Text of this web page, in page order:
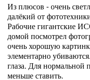
Из плюсов - очень
далёкий от
Рабочие гигантские
домой посмотрел
очень хорошую
элементарно
глаза. Для
меньше ставить.